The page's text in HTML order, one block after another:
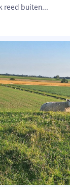
reed buiten...